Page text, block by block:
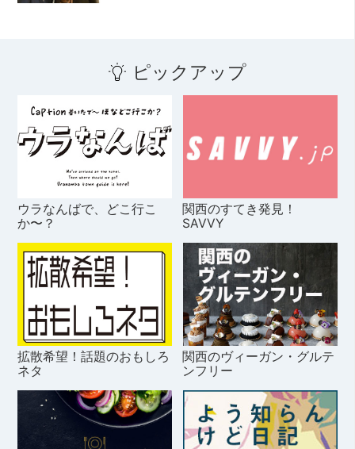
ピックアップ
ウラなんばで、どこ行こ
か〜？
関西のすてき発見！
SAVVY
拡散希望！話題のおもしろ
ネタ
関西のヴィーガン・グルテ
ンフリー